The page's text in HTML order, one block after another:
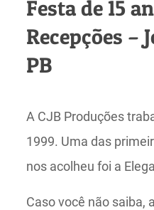
Festa de 15
Recepções –
PB
A CJB Produções
1999. Uma das
nos acolheu foi a
Caso você não saiba,